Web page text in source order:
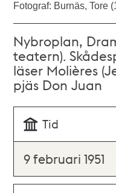
Fotograf: Burnäs, Tore
Nybroplan,
teatern).
läser Molières
pjäs Don Juan
Tid
9 februari 1951